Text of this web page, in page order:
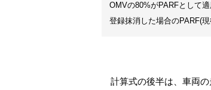
OMVの80%がPARFとして
登録抹消した場合のPARF(
計算式の後半は、車両の